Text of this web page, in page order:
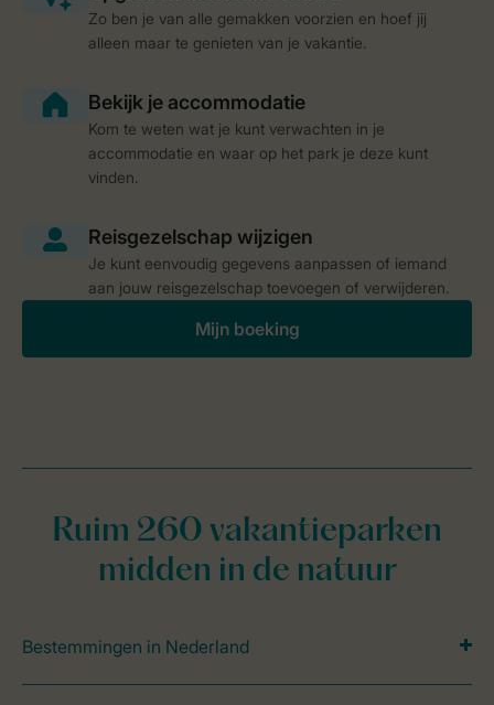
Zo ben je van alle gemakken voorzien en hoef jij
alleen maar te genieten van je vakantie.
Kom te weten wat je kunt verwachten in je
accommodatie en waar op het park je deze kunt
vinden.
Je kunt eenvoudig gegevens aanpassen of iemand
aan jouw reisgezelschap toevoegen of verwijderen.
Mijn boeking
Ruim 260 vakantieparken
midden in de natuur
Bestemmingen in Nederland